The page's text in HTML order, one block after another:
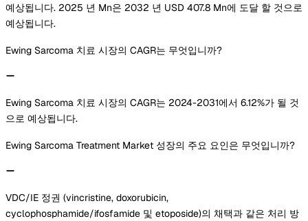
예상됩니다. 2025 년 Mn은 2032 년 USD 407.8 Mn에 도달 할 것으로
예상됩니다.
Ewing Sarcoma 치료 시장의 CAGR는 무엇입니까?
Ewing Sarcoma 치료 시장의 CAGR는 2024-2031에서 6.12%가 될 것
으로 예상됩니다.
Ewing Sarcoma Treatment Market 성장의 주요 요인은 무엇입니까?
VDC/IE 정권 (vincristine, doxorubicin,
cyclophosphamide/ifosfamide 및 etoposide)의 채택과 같은 처리 방